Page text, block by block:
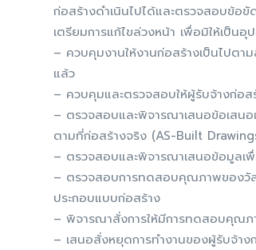
ก่อสร้างดำเนินไปได้และตรวจสอบข้
เตรียมการแก้ไขล่วงหน้า เพื่อมิให้เป็น
– ควบคุมงานให้งานก่อสร้างเป็นไปต
แล้ว
– ควบคุมและตรวจสอบให้ผู้รับจ้างก่อ
– ตรวจสอบและพิจารณาเสนอข้อเสน
ตามที่ก่อสร้างจริง (AS-Built
– ตรวจสอบและพิจารณาเสนอข้อมูลเพื่
– ตรวจสอบการทดสอบคุณภาพของวัส
ประกอบแบบก่อสร้าง
– พิจารณาสั่งการให้มีการทดสอบคุณภ
– เสนอสั่งหยุดการทำงานของผู้รับจ้างก่